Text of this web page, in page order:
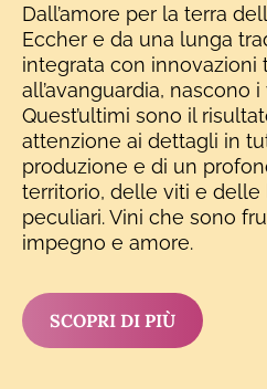
Dall’amore per la terra
Eccher e da una lunga
integrata con
all’avanguardia, nascono
Quest’ultimi sono il
attenzione ai dettagli in
produzione e di un
territorio, delle viti e delle
peculiari. Vini che sono
impegno e amore.
SCOPRI DI PIÙ